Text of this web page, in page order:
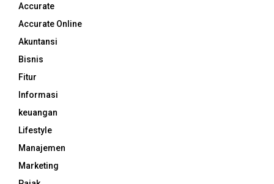
Accurate
Accurate Online
Akuntansi
Bisnis
Fitur
Informasi
keuangan
Lifestyle
Manajemen
Marketing